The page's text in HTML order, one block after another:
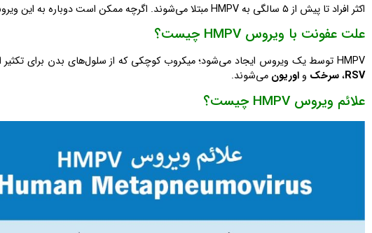
اکثر افراد تا پیش از ۵ سالگی به HMPV مبتلا می‌شوند. اگرچه ممکن است دوباره به این ویروس مبتلا شوید، اما علائم معمولا پس از اولین عفونت خفیف‌تر هستند.
علت عفونت با ویروس HMPV چیست؟
HMPV توسط یک ویروس ایجاد می‌شود؛ میکروب کوچکی که از سلول‌های بدن برای تکثیر استفاده می‌کند. این ویروس از همان گروه ویروس‌هایی است که باعث
RSV،سرخک و اوریون می‌شوند.
علائم ویروس HMPV چیست؟